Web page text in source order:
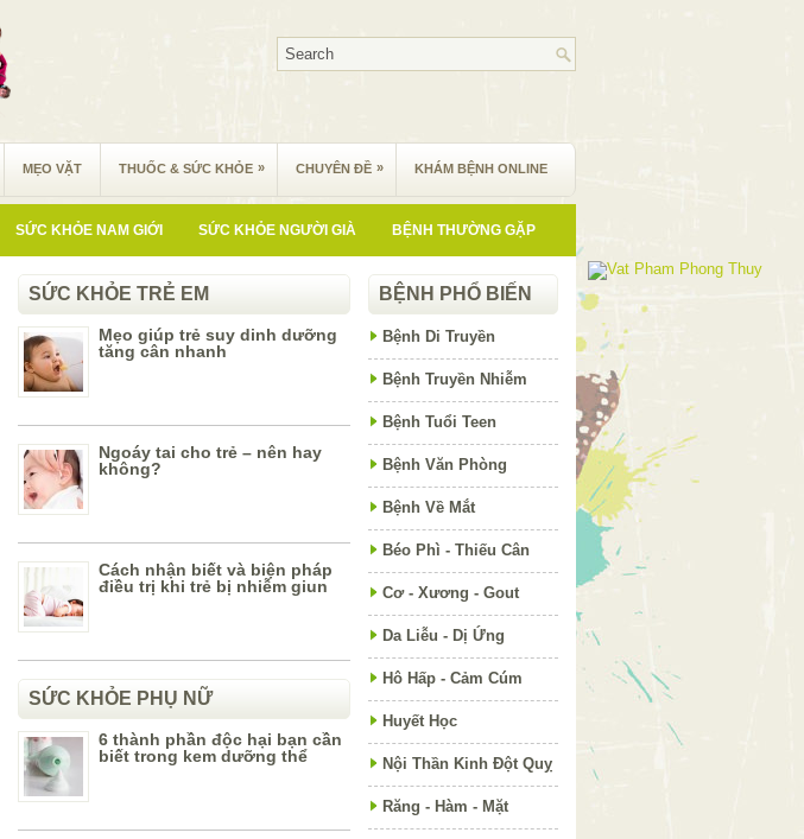
MẸO VẶT THUỐC & SỨC KHỎE » CHUYÊN ĐỀ » KHÁM BỆNH ONLINE
SỨC KHỎE NAM GIỚI SỨC KHỎE NGƯỜI GIÀ BỆNH THƯỜNG GẶP
SỨC KHỎE TRẺ EM
Mẹo giúp trẻ suy dinh dưỡng
tăng cân nhanh
Ngoáy tai cho trẻ – nên hay
không?
Cách nhận biết và biện pháp
điều trị khi trẻ bị nhiễm giun
SỨC KHỎE PHỤ NỮ
6 thành phần độc hại bạn cần
biết trong kem dưỡng thể
BỆNH PHỔ BIẾN
Bệnh Di Truyền
Bệnh Truyền Nhiễm
Bệnh Tuổi Teen
Bệnh Văn Phòng
Bệnh Về Mắt
Béo Phì - Thiếu Cân
Cơ - Xương - Gout
Da Liễu - Dị Ứng
Hô Hấp - Cảm Cúm
Huyết Học
Nội Thần Kinh Đột Quỵ
Răng - Hàm - Mặt